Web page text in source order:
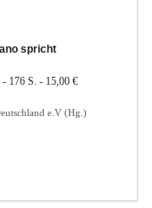
spricht
176 S. - 15,00 €
e.V (Hg.)